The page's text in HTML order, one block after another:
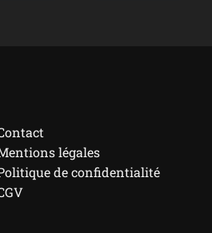
légales
de confidentialité